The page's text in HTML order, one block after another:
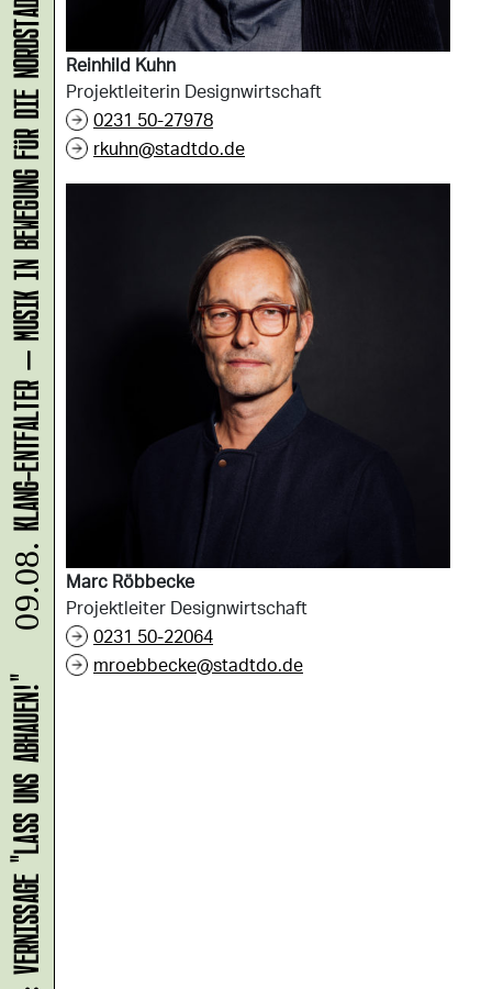
Reinhild Kuhn
Projektleiterin Designwirtschaft
0231 50-27978
rkuhn@stadtdo.de
Marc Röbbecke
Projektleiter Designwirtschaft
0231 50-22064
mroebbecke@stadtdo.de
09.08.
KLANG-ENTFALTER – MUSIK IN BEWEGUNG FÜR DIE NORDSTADT